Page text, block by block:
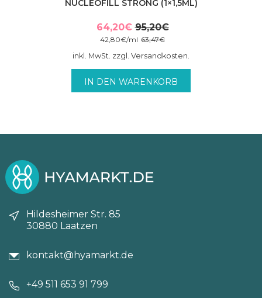
NUCLEOFILL STRONG (1×1,5ML)
95,20€
Ursprünglicher
war:
64,20€
Aktueller
ist:
63,47€
42,80€/ml
inkl. MwSt. zzgl. Versandkosten.
IN DEN WARENKORB
Hildesheimer Str. 85
30880 Laatzen
kontakt@hyamarkt.de
+49 511 653 91 799